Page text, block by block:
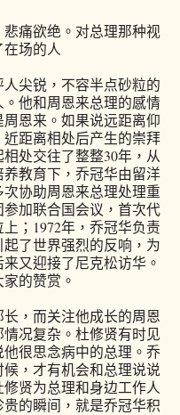
痛欲绝。对总理那种视
场的人
尖锐，不容半点砂粒的
他和周恩来总理的感情
恩来。如果说远距离仰
距离相处后产生的崇拜
处交往了整整30年，从
教育下，乔冠华由留洋
协助周恩来总理处理重
加联合国会议，首次代
；1972年，乔冠华负责
了世界强烈的反响，为
又迎接了尼克松访华。
的赞赏。
，而关注他成长的周恩
况复杂。杜修贤有时见
很思念病中的总理。乔
，才有机会和总理说说
贤为总理和身边工作人
的瞬间，就是乔冠华积